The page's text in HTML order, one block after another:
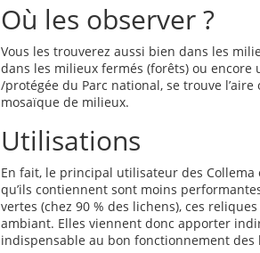
Où les observer ?
Vous les trouverez aussi bien dans les
dans les milieux fermés (forêts) ou
/protégée du Parc national, se trouve
mosaïque de milieux.
Utilisations
En fait, le principal utilisateur des
qu’ils contiennent sont moins
vertes (chez 90 % des lichens), ces
ambiant. Elles viennent donc apporter
indispensable au bon fonctionnement des